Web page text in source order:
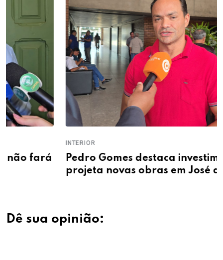
Pedro Gomes destaca investimentos e
projeta novas obras em José de Freitas
Dê sua opinião: